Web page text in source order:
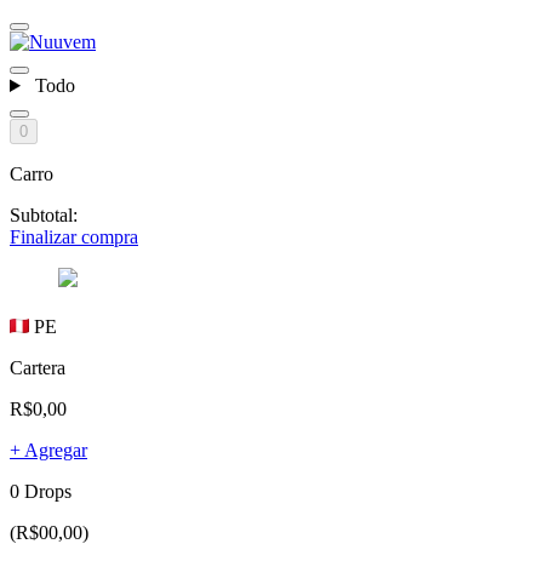
Todo
0
Carro
Subtotal:
Finalizar compra
PE
Cartera
R$0,00
+ Agregar
0 Drops
(R$00,00)